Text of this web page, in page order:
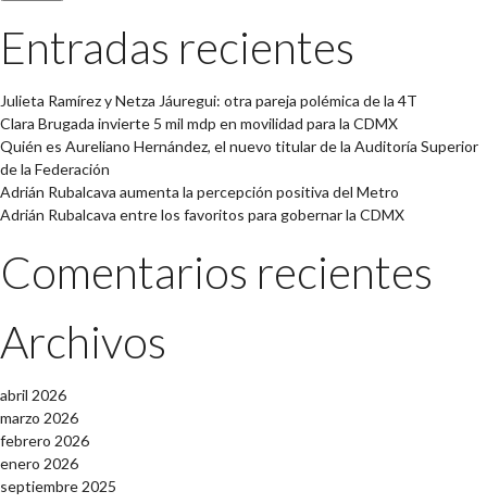
Entradas recientes
Julieta Ramírez y Netza Jáuregui: otra pareja polémica de la 4T
Clara Brugada invierte 5 mil mdp en movilidad para la CDMX
Quién es Aureliano Hernández, el nuevo titular de la Auditoría Superior
de la Federación
Adrián Rubalcava aumenta la percepción positiva del Metro
Adrián Rubalcava entre los favoritos para gobernar la CDMX
Comentarios recientes
Archivos
abril 2026
marzo 2026
febrero 2026
enero 2026
septiembre 2025